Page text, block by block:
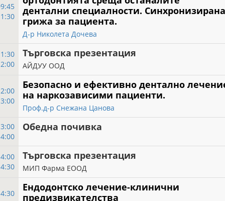
дентални специалности. Синхронизирана
грижа за пациента.
Д-р Николета Дочева
Търговска презентация
АЙДУУ ООД
Безопасно и ефективно дентално
на наркозависими пациенти.
Проф.д-р Снежана Цанова
Обедна почивка
Търговска презентация
МИП Фарма ЕООД
Ендодонтско лечение-клинични
предизвикателства